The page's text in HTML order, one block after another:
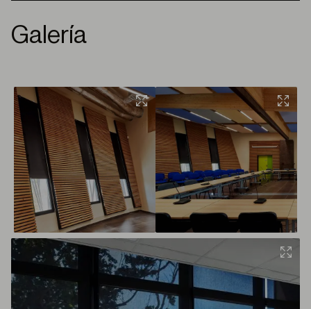
Galería